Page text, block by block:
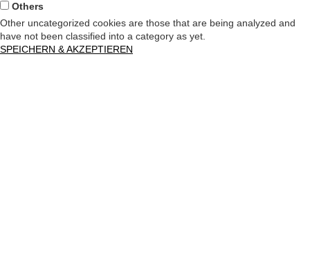
Others
Other uncategorized cookies are those that are being analyzed and
have not been classified into a category as yet.
SPEICHERN & AKZEPTIEREN